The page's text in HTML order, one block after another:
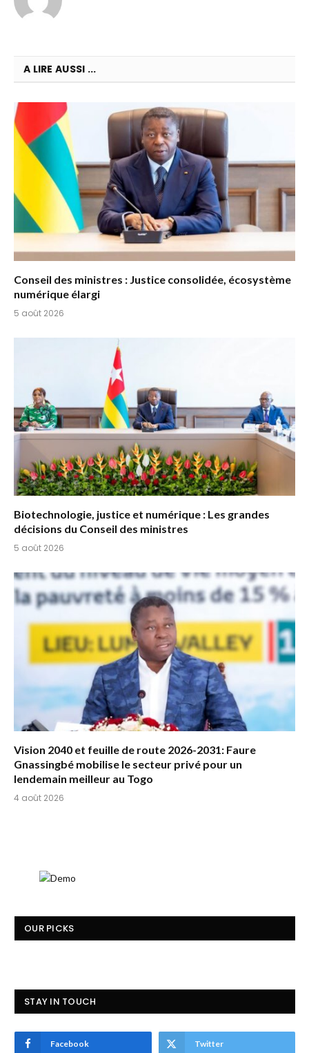
A LIRE AUSSI ...
Conseil des ministres : Justice consolidée, écosystème
numérique élargi
5 août 2026
Biotechnologie, justice et numérique : Les grandes
décisions du Conseil des ministres
5 août 2026
Vision 2040 et feuille de route 2026-2031: Faure
Gnassingbé mobilise le secteur privé pour un
lendemain meilleur au Togo
4 août 2026
OUR PICKS
STAY IN TOUCH
Facebook Twitter